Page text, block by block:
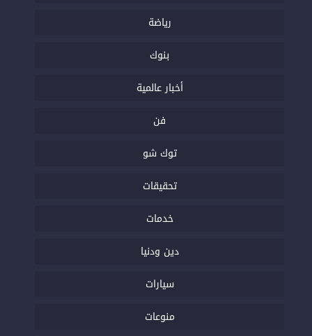
رياضة
بنوك
أخبار عالمية
فن
توك شو
تحقيقات
خدمات
دين ودنيا
سيارات
منوعات